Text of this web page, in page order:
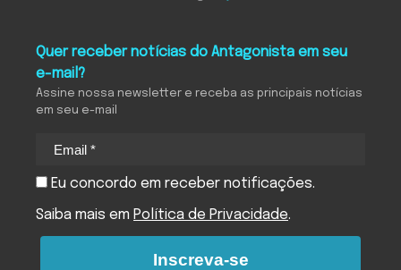
Quer receber notícias do Antagonista em seu
e-mail?
Assine nossa newsletter e receba as principais notícias
em seu e-mail
Eu concordo em receber notificações.
Saiba mais em Política de Privacidade.
Inscreva-se